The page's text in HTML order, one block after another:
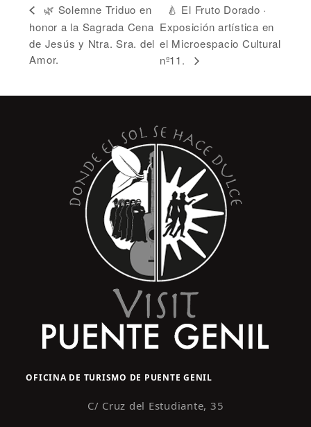
🌿 Solemne Triduo en
honor a la Sagrada Cena
de Jesús y Ntra. Sra. del
Amor.
🍐 El Fruto Dorado ·
Exposición artística en
el Microespacio Cultural
nº11.
OFICINA DE TURISMO DE PUENTE GENIL
C/ Cruz del Estudiante, 35